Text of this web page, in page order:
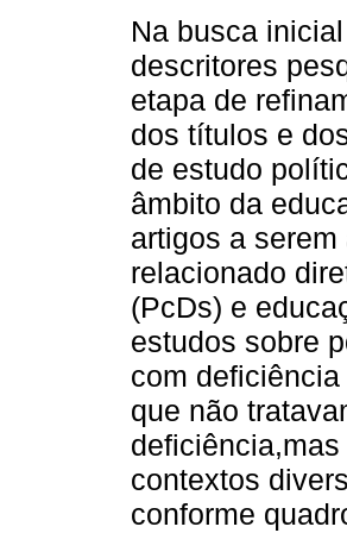
Na busca
descritores
etapa de
dos títulos e
de estudo
âmbito da
artigos a
relacionado
(PcDs) e
estudos sobre
com
que não
contextos
conforme